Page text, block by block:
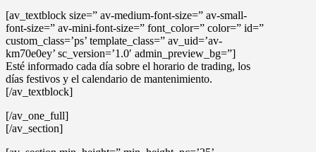
[av_textblock size=” av-medium-font-size=” av-small-
font-size=” av-mini-font-size=” font_color=” color=” id=”
custom_class=’ps’ template_class=” av_uid=’av-
km70e0ey’ sc_version=’1.0′ admin_preview_bg=”]
Esté informado cada día sobre el horario de trading, los
días festivos y el calendario de mantenimiento.
[/av_textblock]
[/av_one_full]
[/av_section]